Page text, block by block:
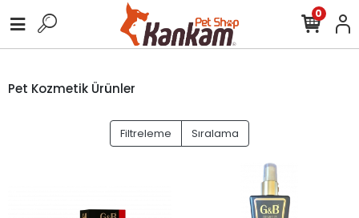
0
Pet Kozmetik Ürünler
Filtreleme Sıralama